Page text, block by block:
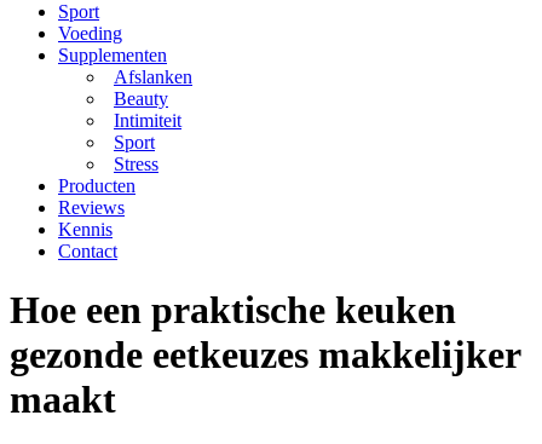
Sport
Voeding
Supplementen
Afslanken
Beauty
Intimiteit
Sport
Stress
Producten
Reviews
Kennis
Contact
Hoe een praktische keuken
gezonde eetkeuzes makkelijker
maakt